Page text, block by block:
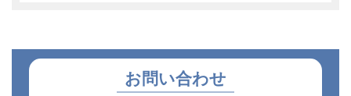
お問い合わせ